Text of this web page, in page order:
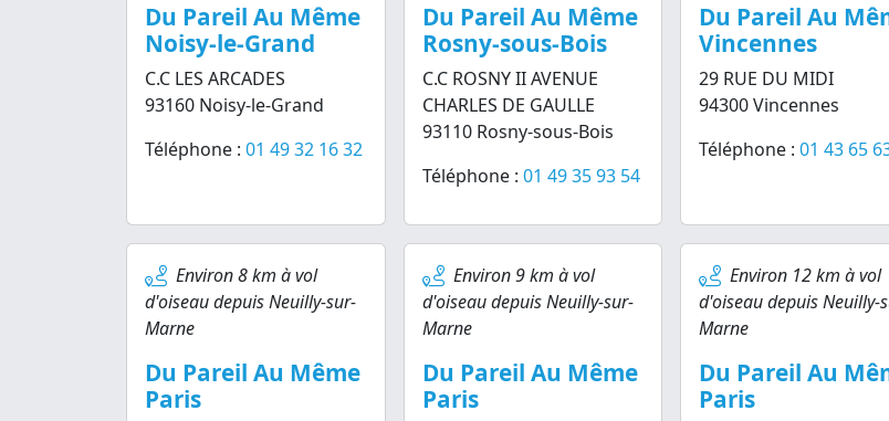
Du Pareil Au Même
Noisy-le-Grand
C.C LES ARCADES
93160 Noisy-le-Grand
Téléphone : 01 49 32 16 32
Du Pareil Au Même
Rosny-sous-Bois
C.C ROSNY II AVENUE
CHARLES DE GAULLE
93110 Rosny-sous-Bois
Téléphone : 01 49 35 93 54
Du Pareil Au
Vincennes
29 RUE DU MIDI
94300 Vincennes
Téléphone :01 43 65
Environ 8 km à vol
d'oiseau depuis Neuilly-sur-
Marne
Du Pareil Au Même
Paris
Environ 9 km à vol
d'oiseau depuis Neuilly-sur-
Marne
Du Pareil Au Même
Paris
Environ 12 km à vol
d'oiseau depuis Neuilly-
Marne
Du Pareil Au
Paris